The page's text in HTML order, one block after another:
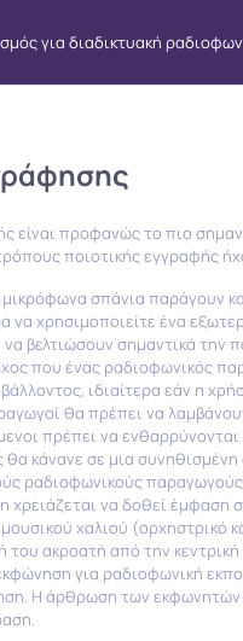
Home
για διαδικτυακή
είναι προφανώς το πιο
ποιοτικής εγγραφής
σπάνια παράγουν
να χρησιμοποιείτε ένα
βελτιώσουν σημαντικά την
που ένας ραδιοφωνικός
ιδιαίτερα εάν η
θα πρέπει να
πρέπει να
κάνανε σε μια
ραδιοφωνικούς
χρειάζεται να δοθεί έμφαση
χαλιού (ορχηστρικό
ακροατή από την
για ραδιοφωνική
Η άρθρωση των εκφωνητών